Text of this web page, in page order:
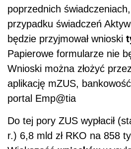
poprzednich
przypadku świadczeń
będzie przyjmował wnioski
Papierowe formularze nie
Wnioski można złożyć
aplikację mZUS,
portal Emp@tia
Do tej pory ZUS wypłacił
r.) 6,8 mld zł RKO na 858